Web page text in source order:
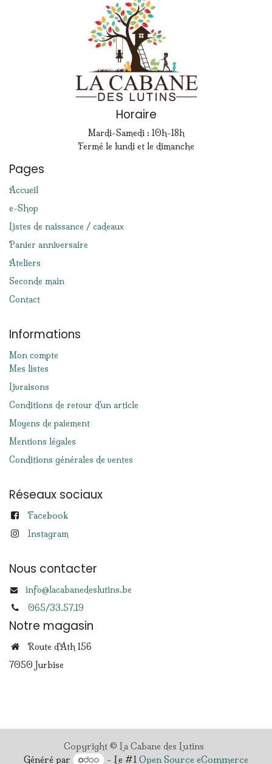
Horaire
Mardi-Samedi : 10h-18h
Fermé le lundi et le dimanche
Pages
Accueil
e-Shop
Listes de naissance / cadeaux
Panier anniversaire
Ateliers
Seconde main
Contact
Informations
Mon compte
Mes listes
Livraisons
Conditions de retour d'un article
Moyens de paiement
Mentions légales
Conditions générales de ventes
Réseaux sociaux
Facebook
Instagram
Nous contacter
info@lacabanedeslutins.be
065/33.57.19
Notre magasin
Route d'Ath 156
7050 Jurbise
Copyright © La Cabane des Lutins
Généré par
- Le #1 Open Source eCommerce